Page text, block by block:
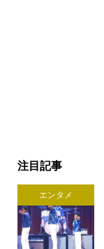
注目記事
エンタメ